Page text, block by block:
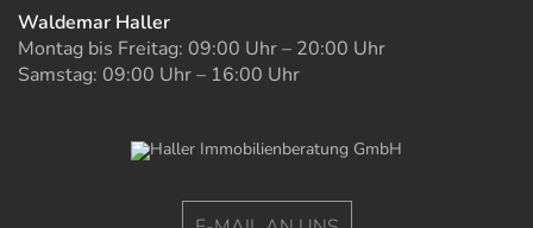
Waldemar Haller
Montag bis Freitag: 09:00 Uhr – 20:00 Uhr
Samstag: 09:00 Uhr – 16:00 Uhr